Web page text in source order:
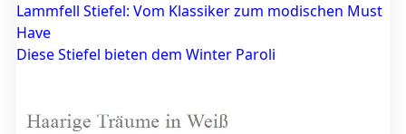
Lammfell Stiefel: Vom Klassiker zum modischen Must
Have
Diese Stiefel bieten dem Winter Paroli